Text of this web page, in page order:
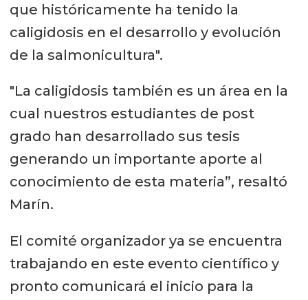
que históricamente ha tenido la
caligidosis en el desarrollo y evolución
de la salmonicultura".
"La caligidosis también es un área en la
cual nuestros estudiantes de post
grado han desarrollado sus tesis
generando un importante aporte al
conocimiento de esta materia”, resaltó
Marín.
El comité organizador ya se encuentra
trabajando en este evento científico y
pronto comunicará el inicio para la